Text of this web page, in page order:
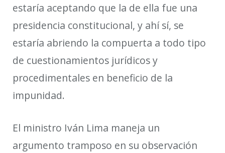
estaría aceptando que la de ella fue una
presidencia constitucional, y ahí sí, se
estaría abriendo la compuerta a todo tipo
de cuestionamientos jurídicos y
procedimentales en beneficio de la
impunidad.
El ministro Iván Lima maneja un
argumento tramposo en su observación